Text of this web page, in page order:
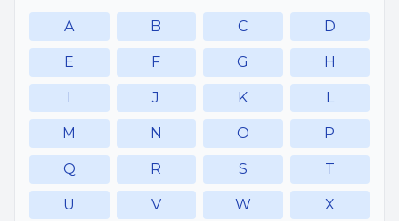
A B C D
E F G H
I J K L
M N O P
Q R S T
U V W X